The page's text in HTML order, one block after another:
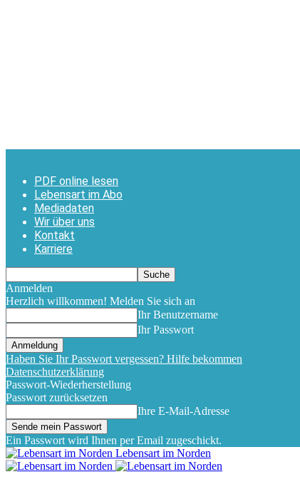
PDF online lesen
Lebensart im Abo
Mediadaten
Wir über uns
Kontakt
Karriere
Anmelden
Herzlich willkommen! Melden Sie sich an
Ihr Benutzername
Ihr Passwort
Haben Sie Ihr Passwort vergessen? Hilfe bekommen
Datenschutzerklärung
Passwort-Wiederherstellung
Passwort zurücksetzen
Ihre E-Mail-Adresse
Ein Passwort wird Ihnen per Email zugeschickt.
Lebensart im Norden